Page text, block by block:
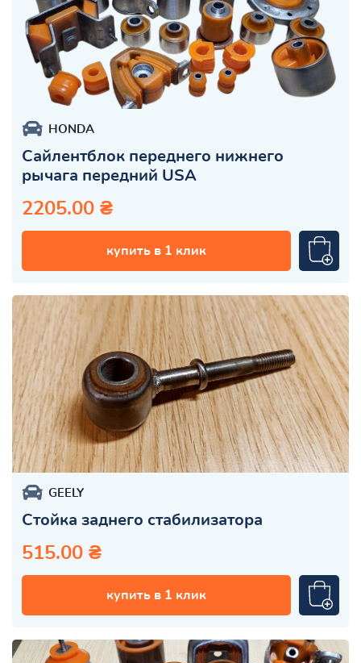
HONDA
Сайлентблок переднего нижнего
рычага передний USA
2205.00 ₴
купить в 1 клик
GEELY
Стойка заднего стабилизатора
515.00 ₴
купить в 1 клик